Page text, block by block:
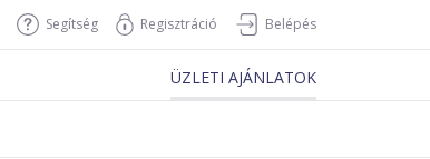
Segítség Regisztráció Belépés
ÜZLETI AJÁNLATOK